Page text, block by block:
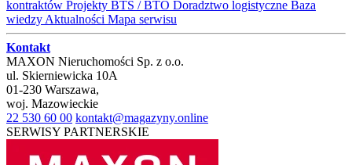
kontraktów Projekty BTS / BTO Doradztwo logistyczne Baza
wiedzy Aktualności Mapa serwisu
Kontakt
MAXON Nieruchomości Sp. z o.o.
ul. Skierniewicka 10A
01-230 Warszawa,
woj. Mazowieckie
22 530 60 00 kontakt@magazyny.online
SERWISY PARTNERSKIE